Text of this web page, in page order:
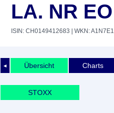
LA. NR EO
ISIN: CH0149412683 | WKN: A1N7E1
◄ Übersicht Charts
STOXX